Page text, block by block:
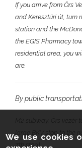
If you arrive from Örs
and Keresztúri út, turn
station and the
the EGIS Pharmacy
residential area, you
are.
By public
large BKV stop to the
7th stop).
We use cookies